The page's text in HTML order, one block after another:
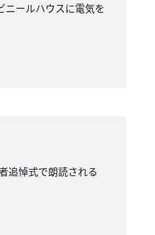
ニールハウスに電気を
追悼式で朗読される